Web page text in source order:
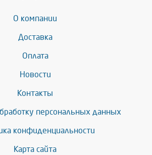
О компании
Доставка
Оплата
Новости
Контакты
персональных данных
конфиденциальности
Карта сайта